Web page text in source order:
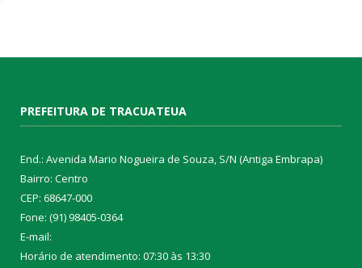
PREFEITURA DE TRACUATEUA
End.: Avenida Mario Nogueira de Souza, S/N (Antiga Embrapa)
Bairro: Centro
CEP: 68647-000
Fone: (91) 98405-0364
E-mail:
Horário de atendimento: 07:30 às 13:30